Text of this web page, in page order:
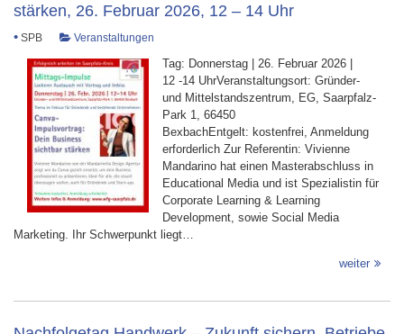
stärken, 26. Februar 2026, 12 – 14 Uhr
• SPB Veranstaltungen
Tag: Donnerstag | 26. Februar 2026 |
12 -14 UhrVeranstaltungsort: Gründer-
und Mittelstandszentrum, EG, Saarpfalz-
Park 1, 66450
BexbachEntgelt: kostenfrei, Anmeldung
erforderlich Zur Referentin: Vivienne
Mandarino hat einen Masterabschluss in
Educational Media und ist Spezialistin für
Corporate Learning & Learning
Development, sowie Social Media
Marketing. Ihr Schwerpunkt liegt…
weiter